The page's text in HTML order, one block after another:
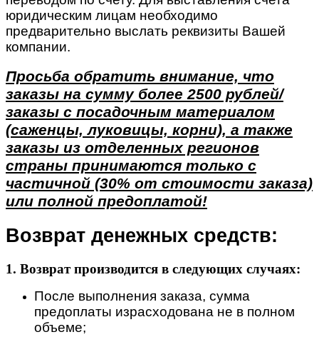
юридическим лицам необходимо
предварительно выслать реквизиты Вашей
компании.
Просьба обратить внимание, что
заказы на сумму более 2500 рублей/
заказы с посадочным материалом
(саженцы, луковицы, корни), а также
заказы из отделенных регионов
страны принимаются только с
частичной (30% от стоимости заказа)
или полной предоплатой!
Возврат денежных средств:
1. Возврат производится в следующих случаях:
После выполнения заказа, сумма
предоплаты израсходована не в полном
объеме;